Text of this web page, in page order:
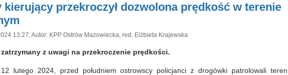
kierujący przekroczył dozwolona prędkość w terenie
13:27, Autor: KPP Ostrów Mazowiecka, red. Elżbieta Krajewska
zatrzymany z uwagi na przekroczenie prędkości.
12 lutego 2024, przed południem ostrowscy policjanci z drogówki patrolowali teren